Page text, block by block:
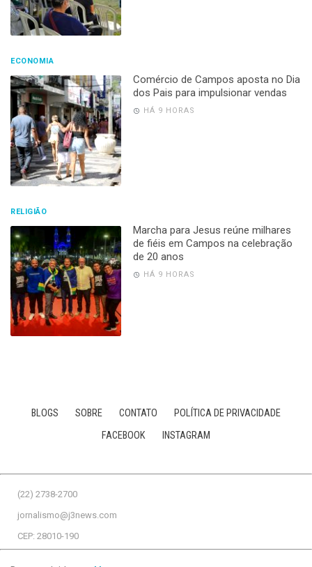
ECONOMIA
Comércio de Campos aposta no Dia
dos Pais para impulsionar vendas
HÁ 9 HORAS
RELIGIÃO
Marcha para Jesus reúne milhares
de fiéis em Campos na celebração
de 20 anos
HÁ 9 HORAS
BLOGS SOBRE CONTATO
POLÍTICA DE PRIVACIDADE
FACEBOOK
INSTAGRAM
(22) 2738-2700
jornalismo@j3news.com
CEP: 28010-190